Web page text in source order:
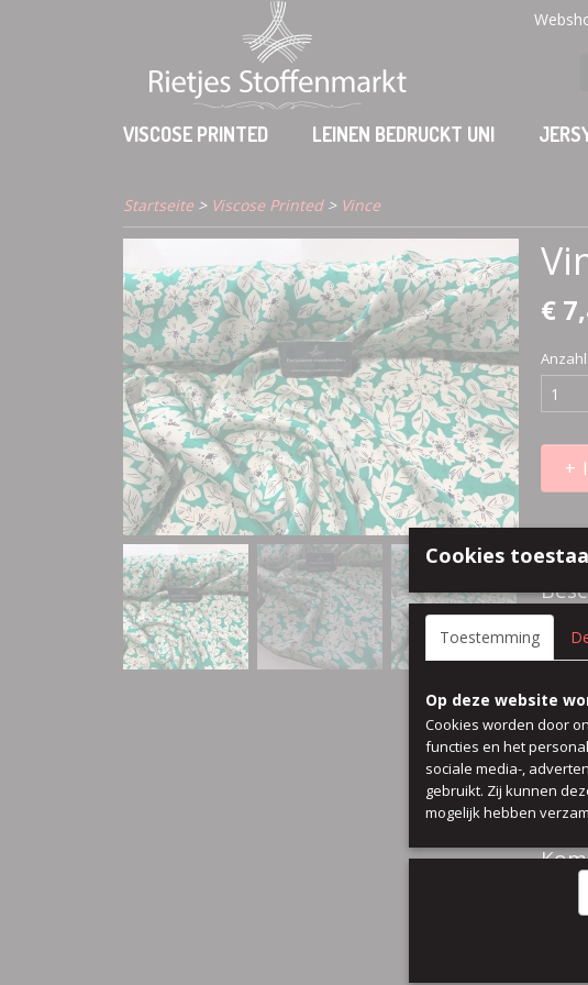
VISCOSE PRINTED LEINEN BEDRUCKT UNI
Startseite> Viscose Printed> Vince
€
Anzahl
farbe
Preis
breit
Cookies
Toestemming
Op deze website
Cookies worden door
functies en het
sociale media-,
gebruikt. Zij kunnen
mogelijk hebben